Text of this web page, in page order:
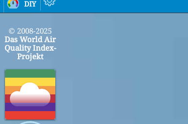
© 2008-2025
Das World Air
Quality Index-
Projekt